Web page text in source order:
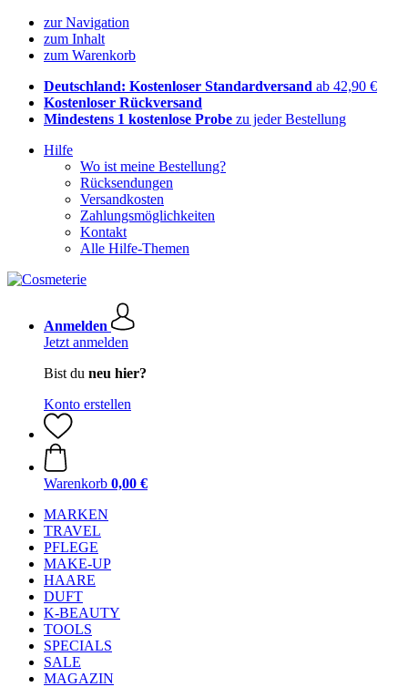
zur Navigation
zum Inhalt
zum Warenkorb
Deutschland: Kostenloser Standardversand ab 42,90 €
Kostenloser Rückversand
Mindestens 1 kostenlose Probe zu jeder Bestellung
Hilfe
Wo ist meine Bestellung?
Rücksendungen
Versandkosten
Zahlungsmöglichkeiten
Kontakt
Alle Hilfe-Themen
Anmelden
Jetzt anmelden
Bist du neu hier?
Konto erstellen
Warenkorb 0,00 €
MARKEN
TRAVEL
PFLEGE
MAKE-UP
HAARE
DUFT
K-BEAUTY
TOOLS
SPECIALS
SALE
MAGAZIN